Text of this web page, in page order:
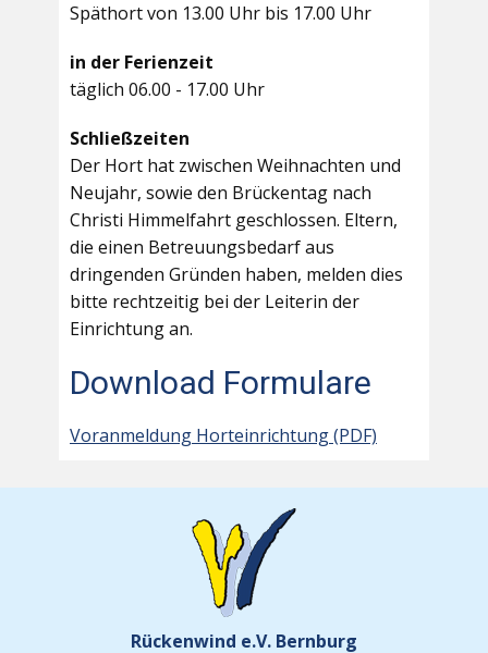
Späthort von 13.00 Uhr bis 17.00 Uhr
in der Ferienzeit
täglich 06.00 - 17.00 Uhr
Schließzeiten
Der Hort hat zwischen Weihnachten und
Neujahr, sowie den Brückentag nach
Christi Himmelfahrt geschlossen. Eltern,
die einen Betreuungsbedarf aus
dringenden Gründen haben, melden dies
bitte rechtzeitig bei der Leiterin der
Einrichtung an.
Download Formulare
Voranmeldung Horteinrichtung (PDF)
Rückenwind e.V. Bernburg